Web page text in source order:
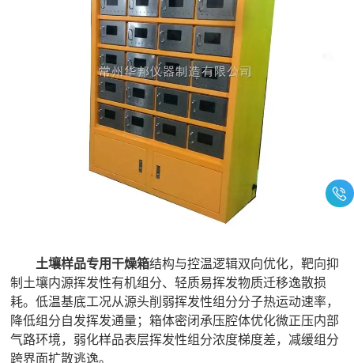
土壤样品专用干燥箱结构与控温逻辑双向优化，靶向抑
制土壤内源挥发性有机组分、轻质易挥发物质迁移逸散损
耗。低温基底工况从源头削弱挥发性组分分子热运动速率，
降低组分自发挥发通量；箱体密闭承压腔体优化微正压内部
气路环境，弱化样品表层挥发性组分浓度梯度差，减缓组分
跨界面扩散逃逸。